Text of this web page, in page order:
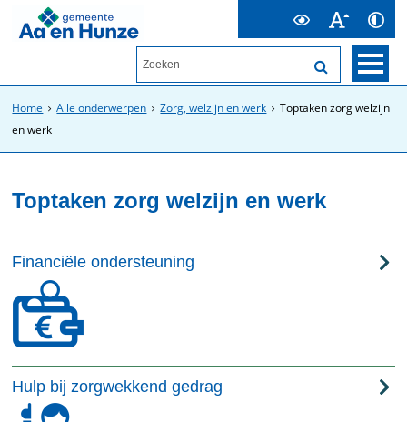
Home Alle onderwerpen Zorg, welzijn en werk
Toptaken zorg welzijn
en werk
Toptaken zorg welzijn en werk
Financiële ondersteuning
Hulp bij zorgwekkend gedrag